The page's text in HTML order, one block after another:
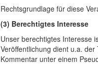
Rechtsgrundlage für diese
(3) Berechtigtes Interesse
Unser berechtigtes Interesse
Veröffentlichung dient u.a.
Kommentar unter einem